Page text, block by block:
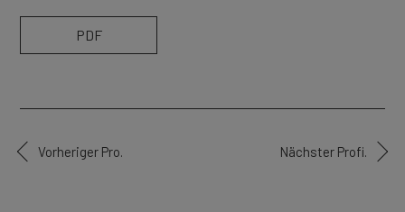
PDF
Vorheriger Pro. Nächster Profi.